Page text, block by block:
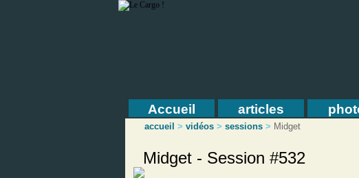
Accueil articles
accueil > vidéos > sessions > Midget
Midget - Session #532